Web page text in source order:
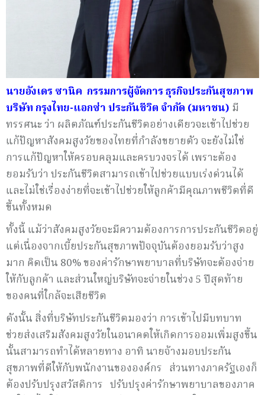
นายอังเดร ซานิค กรรมการผู้จัดการ ธุรกิจประกันสุขภาพ
บริษัท กรุงไทย-แอกซ่า ประกันชีวิต จำกัด (มหาชน) มี
ทรรศนะ ว่า ผลิตภัณฑ์ประกันชีวิตอย่างเดียวจะเข้าไปช่วย
แก้ปัญหาสังคมสูงวัยของไทยที่กำลังขยายตัว จะยังไม่ใช่
การแก้ปัญหาให้ครอบคลุมและครบวงจรได้ เพราะต้อง
ยอมรับว่า ประกันชีวิตสามารถเข้าไปช่วยแบบเร่งด่วนได้
และไม่ใช่เรื่องง่ายที่จะเข้าไปช่วยให้ลูกค้ามีคุณภาพชีวิตที่ดี
ขึ้นทั้งหมด
ทั้งนี้ แม้ว่าสังคมสูงวัยจะมีความต้องการการประกันชีวิตอยู่
แต่เนื่องจากเบี้ยประกันสุขภาพปัจจุบันต้องยอมรับว่าสูง
มาก คิดเป็น 80% ของค่ารักษาพยาบาลที่บริษัทจะต้องจ่าย
ให้กับลูกค้า และส่วนใหญ่บริษัทจะจ่ายในช่วง 5 ปีสุดท้าย
ของคนที่ใกล้จะเสียชีวิต
ดังนั้น สิ่งที่บริษัทประกันชีวิตมองว่า การเข้าไปมีบทบาท
ช่วยส่งเสริมสังคมสูงวัยในอนาคตให้เกิดการออมเพิ่มสูงขึ้น
นั้นสามารถทำได้หลายทาง อาทิ นายจ้างมอบประกัน
สุขภาพที่ดีให้กับพนักงานขององค์กร ส่วนทางภาครัฐเองก็
ต้องปรับปรุงสวัสดิการ ปรับปรุงค่ารักษาพยาบาลของภาค